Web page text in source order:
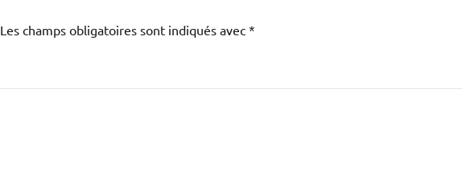
Les champs obligatoires sont indiqués avec *